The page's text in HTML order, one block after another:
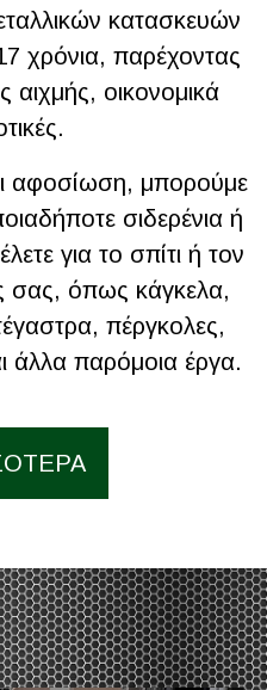
κατασκευών
χρόνια, παρέχοντας
αιχμής, οικονομικά
αφοσίωση, μπορούμε
σιδερένια ή
για το σπίτι ή τον
σας, όπως κάγκελα,
πέργκολες,
άλλα παρόμοια έργα.